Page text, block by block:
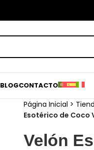
BLOGCONTACTO
Página Inicial >
Esotérico de Coco
Velón